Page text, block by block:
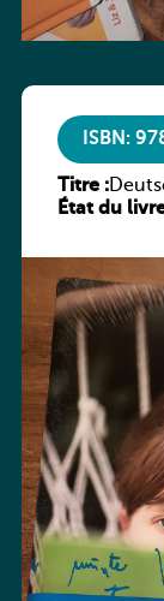
ISBN:
Titre :
État du